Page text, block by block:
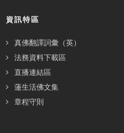
資訊特區
真佛翻譯詞彙（英）
法務資料下載區
直播連結區
蓮生活佛文集
章程守則